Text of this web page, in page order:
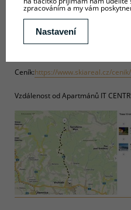
Ceník:https://www.skiareal.cz/
Vzdálenost od Apartmánů IT